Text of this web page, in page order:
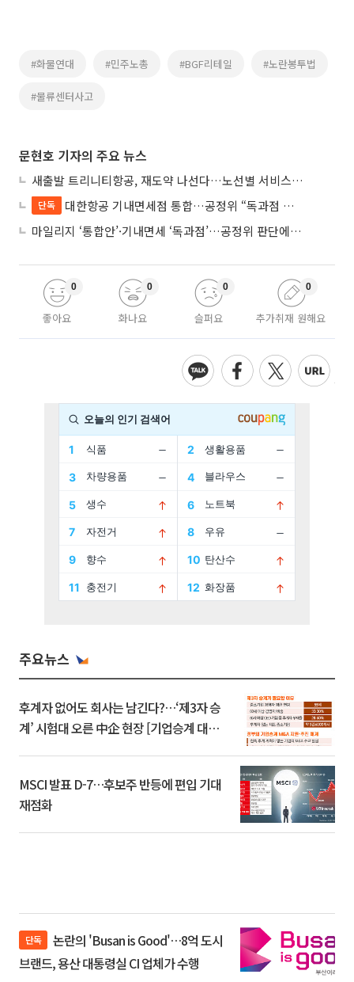
#화물연대 #민주노총 #BGF리테일 #노란봉투법
#물류센터사고
문현호 기자의 주요 뉴스
새출발 트리니티항공, 재도약 나선다…노선별 서비스 차별화
단독
대한항공 기내면세점 통합…공정위 “독과점 여부 따진다”
마일리지 ‘통합안’·기내면세 ‘독과점’…공정위 판단에 쏠린 눈
좋아요
0
화나요
0
슬퍼요
0
추가취재 원해요
0
주요뉴스
후계자 없어도 회사는 남긴다?…‘제3자 승
계’ 시험대 오른 中企 현장 [기업승계 대전
MSCI 발표 D-7…후보주 반등에 편입 기대
재점화
단독
브랜드, 용산 대통령실 CI 업체가 수행